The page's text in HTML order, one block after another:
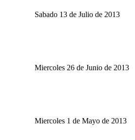
Sabado 13 de Julio de 2013
Miercoles 26 de Junio de 2013
Miercoles 1 de Mayo de 2013